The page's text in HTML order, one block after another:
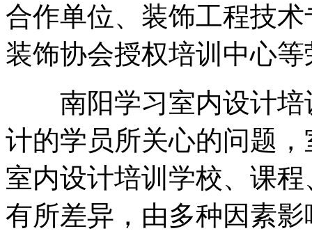
合作单位、装饰工程技
装饰协会授权培训中心等
南阳学习室内设计培
计的学员所关心的问题
室内设计培训学校、课
有所差异，由多种因素